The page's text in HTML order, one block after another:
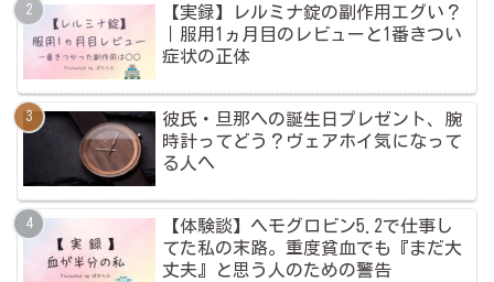
【実録】レルミナ錠の副作用エグい？
｜服用1ヵ月目のレビューと1番きつい
症状の正体
彼氏・旦那への誕生日プレゼント、腕
時計ってどう？ヴェアホイ気になって
る人へ
【体験談】ヘモグロビン5.2で仕事し
てた私の末路。重度貧血でも『まだ大
丈夫』と思う人のための警告